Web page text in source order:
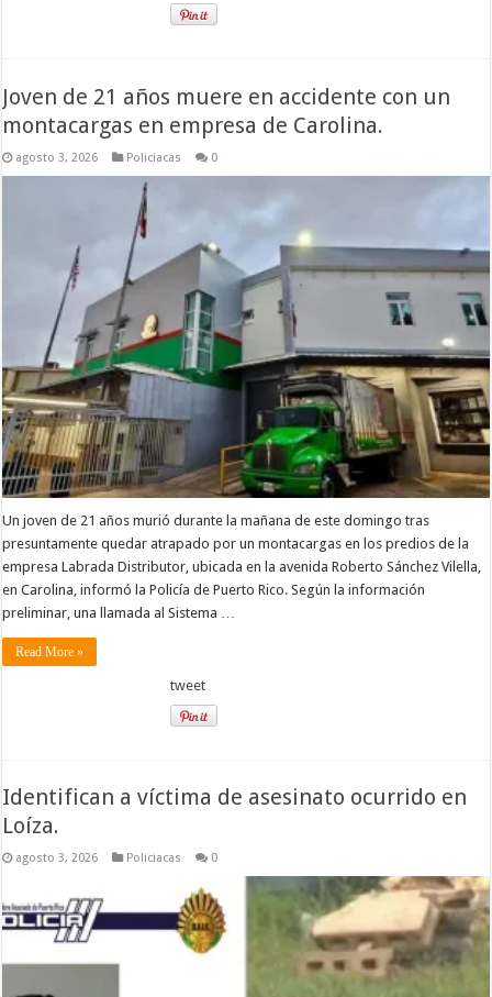
Joven de 21 años muere en accidente con un
montacargas en empresa de Carolina.
agosto 3, 2026 Policiacas 0
Un joven de 21 años murió durante la mañana de este domingo tras
presuntamente quedar atrapado por un montacargas en los predios de la
empresa Labrada Distributor, ubicada en la avenida Roberto Sánchez Vilella,
en Carolina, informó la Policía de Puerto Rico. Según la información
preliminar, una llamada al Sistema …
Read More »
tweet
Identifican a víctima de asesinato ocurrido en
Loíza.
agosto 3, 2026 Policiacas 0